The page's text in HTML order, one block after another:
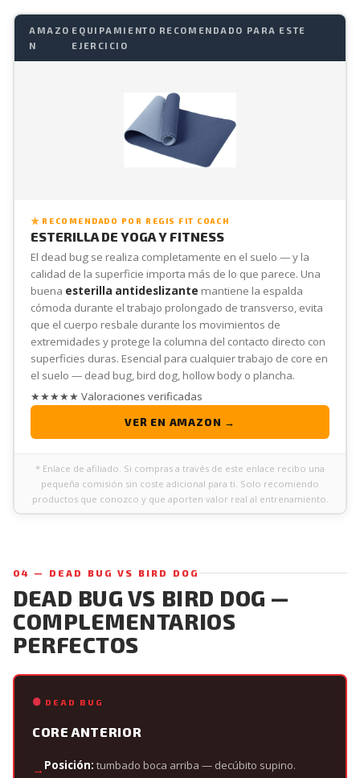
AMAZO
N
EQUIPAMIENTO RECOMENDADO PARA ESTE
EJERCICIO
RECOMENDADO POR REGIS FIT COACH
ESTERILLA DE YOGA Y FITNESS
El dead bug se realiza completamente en el suelo — y la
calidad de la superficie importa más de lo que parece. Una
buena esterilla antideslizante mantiene la espalda
cómoda durante el trabajo prolongado de transverso, evita
que el cuerpo resbale durante los movimientos de
extremidades y protege la columna del contacto directo con
superficies duras. Esencial para cualquier trabajo de core en
el suelo — dead bug, bird dog, hollow body o plancha.
★★★★★ Valoraciones verificadas
VER EN AMAZON →
* Enlace de afiliado. Si compras a través de este enlace recibo una
pequeña comisión sin coste adicional para ti. Solo recomiendo
productos que conozco y que aporten valor real al entrenamiento.
04 — DEAD BUG VS BIRD DOG
DEAD BUG VS BIRD DOG —
COMPLEMENTARIOS
PERFECTOS
DEAD BUG
CORE ANTERIOR
Posición: tumbado boca arriba — decúbito supino.